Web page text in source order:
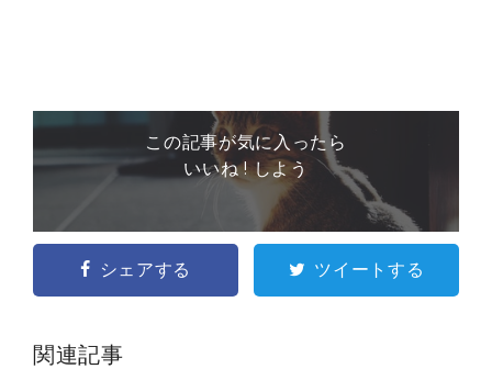
この記事が気に入ったら
いいね ! しよう
シェアする ツイートする
関連記事